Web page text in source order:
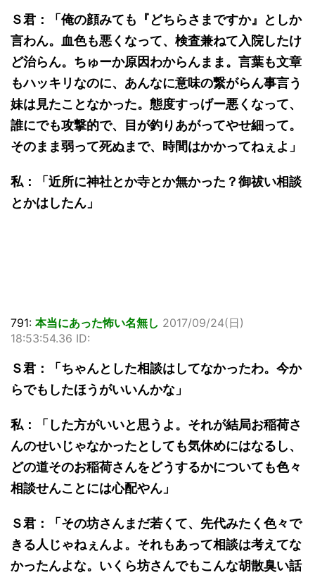
Ｓ君：「俺の顔みても『どちらさまですか』としか
言わん。血色も悪くなって、検査兼ねて入院したけ
ど治らん。ちゅーか原因わからんまま。言葉も文章
もハッキリなのに、あんなに意味の繋がらん事言う
妹は見たことなかった。態度すっげー悪くなって、
誰にでも攻撃的で、目が釣りあがってやせ細って。
そのまま弱って死ぬまで、時間はかかってねぇよ」
私：「近所に神社とか寺とか無かった？御祓い相談
とかはしたん」
791: 本当にあった怖い名無し 2017/09/24(日)
18:53:54.36 ID:
Ｓ君：「ちゃんとした相談はしてなかったわ。今か
らでもしたほうがいいんかな」
私：「した方がいいと思うよ。それが結局お稲荷さ
んのせいじゃなかったとしても気休めにはなるし、
どの道そのお稲荷さんをどうするかについても色々
相談せんことには心配やん」
Ｓ君：「その坊さんまだ若くて、先代みたく色々で
きる人じゃねぇんよ。それもあって相談は考えてな
かったんよな。いくら坊さんでもこんな胡散臭い話